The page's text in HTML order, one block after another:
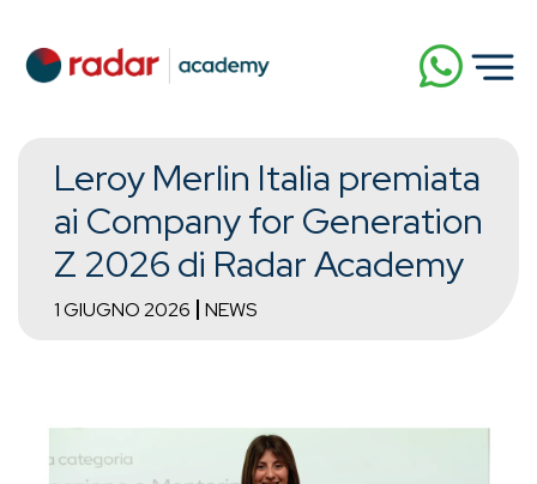
Leroy Merlin Italia premiata
ai Company for Generation
Z 2026 di Radar Academy
1 GIUGNO 2026 NEWS